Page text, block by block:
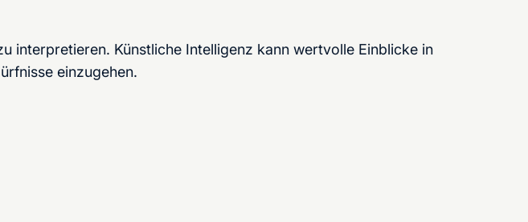
interpretieren. Künstliche Intelligenz kann wertvolle Einblicke in
einzugehen.